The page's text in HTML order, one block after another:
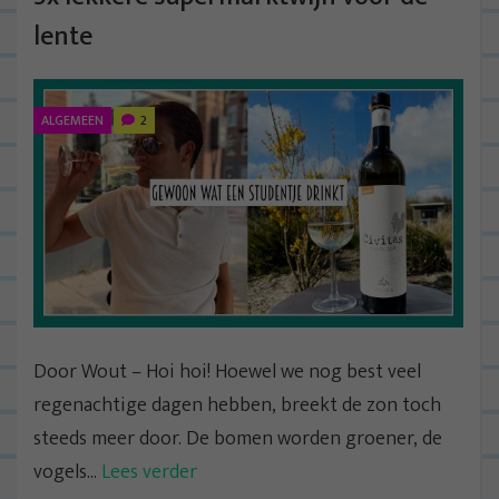
lente
ALGEMEEN 2
Door Wout – Hoi hoi! Hoewel we nog best veel
regenachtige dagen hebben, breekt de zon toch
steeds meer door. De bomen worden groener, de
vogels... Lees verder